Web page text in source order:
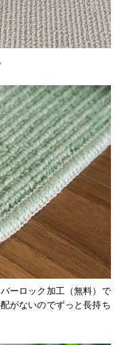
ーロック加工（無料）で
がないのでずっと長持ち